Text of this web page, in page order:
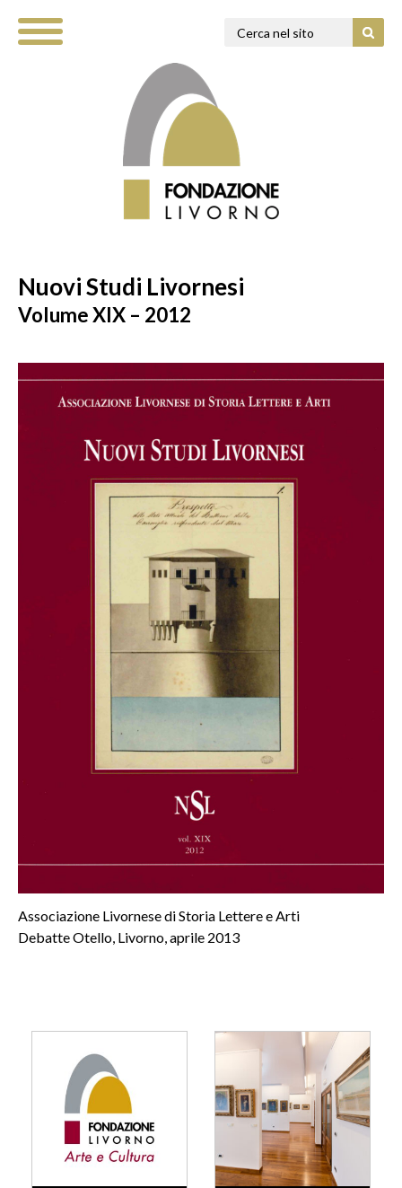
Nuovi Studi Livornesi
Volume XIX – 2012
Associazione Livornese di Storia Lettere e Arti
Debatte Otello, Livorno, aprile 2013